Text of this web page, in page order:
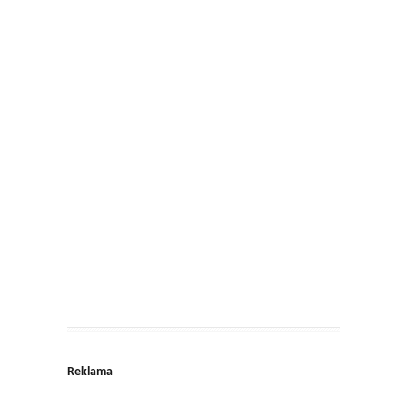
Reklama